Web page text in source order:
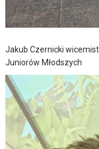
Jakub Czernicki
Juniorów Młodszych